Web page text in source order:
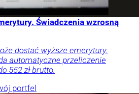
Świadczenia wzrosną
dostać wyższe emerytury.
automatyczne przeliczenie
552 zł brutto.
portfel